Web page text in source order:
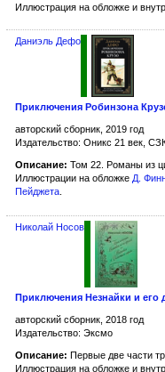
Иллюстрация на обложке и
Даниэль Дефо
Приключения Робинзона
авторский сборник, 2019 год
Издательство: Оникс 21 век,
Описание: Том 22. Романы из
Иллюстрации на обложке Д.
Пейджета
Николай Носов
Приключения Незнайки и его
авторский сборник, 2018 год
Издательство: Эксмо
Описание: Первые две части
Иллюстрация на обложке и